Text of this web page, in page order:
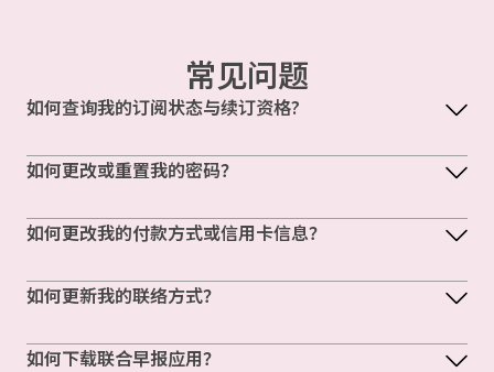
常见问题
如何查询我的订阅状态与续订资格?
如何更改或重置我的密码？
如何更改我的付款方式或信用卡信息？
如何更新我的联络方式？
如何下载联合早报应用？